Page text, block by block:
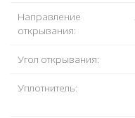
Направление
открывания:
Угол открывания:
Уплотнитель: